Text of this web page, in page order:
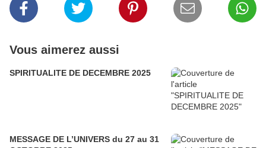
Vous aimerez aussi
SPIRITUALITE DE DECEMBRE 2025
MESSAGE DE L’UNIVERS du 27 au 31